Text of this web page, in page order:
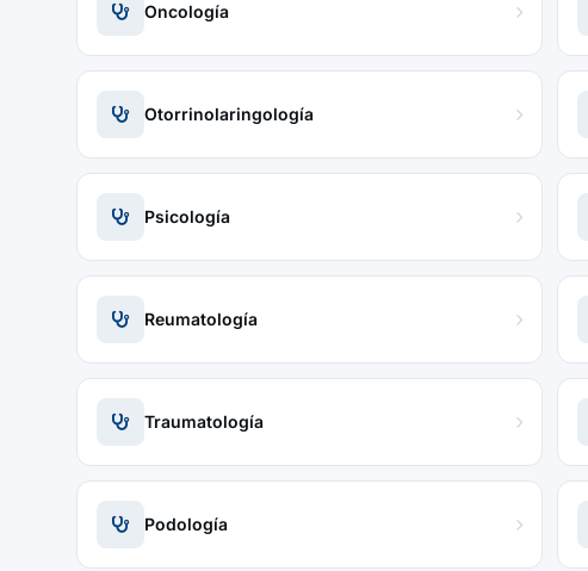
Oncología
Otorrinolaringología
Psicología
Reumatología
Traumatología
Podología